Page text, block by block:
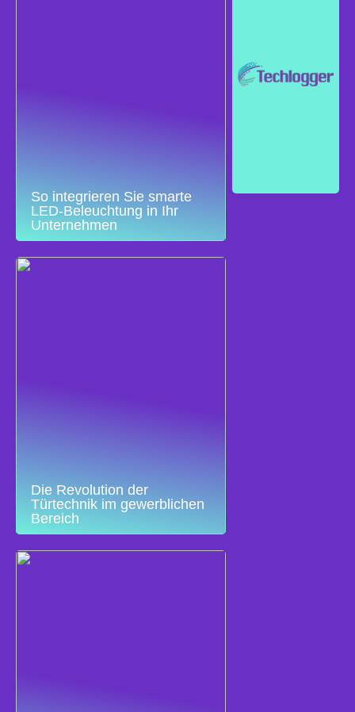
So integrieren Sie smarte
LED-Beleuchtung in Ihr
Unternehmen
Die Revolution der
Türtechnik im gewerblichen
Bereich